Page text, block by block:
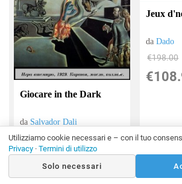
Giocare in the Dark
da Salvador Dali
€119.00
€65.45
Jeux
daDado
€198.00
Utilizziamo cookie necessari e – con il tuo
Privacy · Termini di utilizzo
Solo necessari